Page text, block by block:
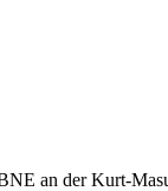
an der Kurt-